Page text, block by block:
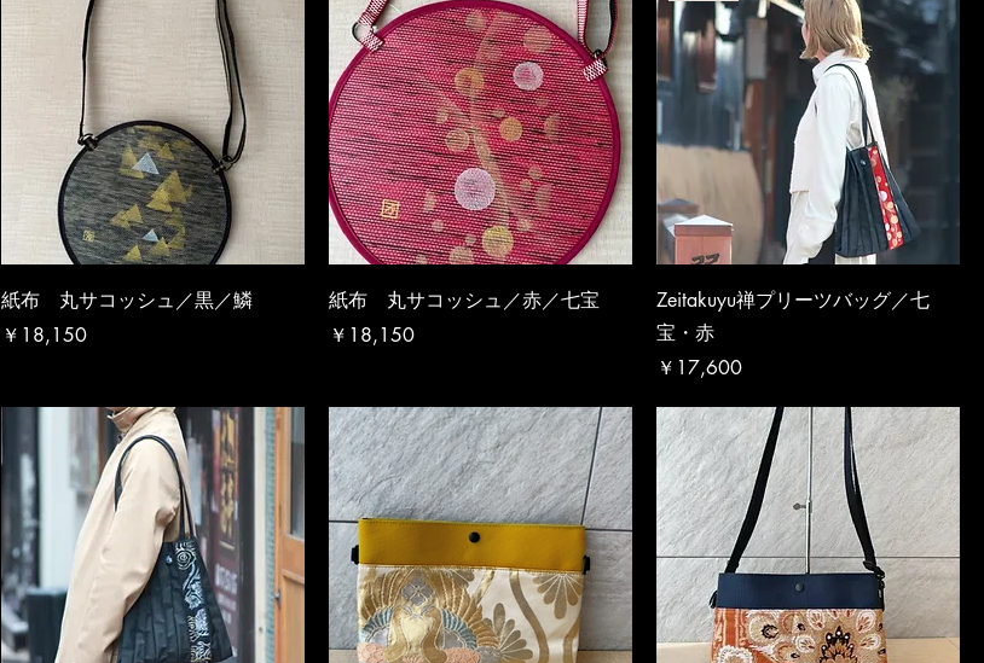
紙布 丸サコッシュ／黒／鱗
価格
￥18,150
紙布 丸サコッシュ／赤／七宝
価格
￥18,150
Zeitakuyu禅プリーツバッグ／七
宝・赤
価格
￥17,600